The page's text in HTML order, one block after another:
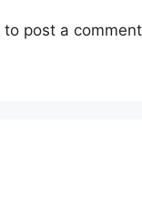
to post a